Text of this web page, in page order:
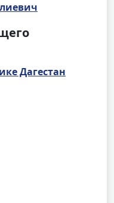
Дагестан